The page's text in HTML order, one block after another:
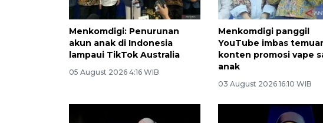
Menkomdigi: Penurunan
akun anak di Indonesia
lampaui TikTok Australia
05 August 2026 4:16 WIB
Menkomdigi panggil
YouTube imbas
konten promosi vape
anak
03 August 2026 16:10 WIB